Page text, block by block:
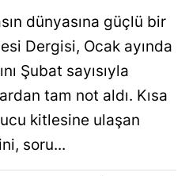
dünyasına güçlü bir
Dergisi, Ocak ayında
Şubat sayısıyla
tam not aldı. Kısa
kitlesine ulaşan
soru...